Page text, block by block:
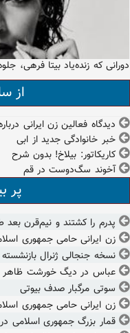
دورانی که زنده‌یاد بیتا فرهی،
از
دیدگاه فعالین زن ایرانی
خبر خانوادگی جدید از ابی
کاریکاتور: بیلاخ! بدون شرح
آخوند سگ‌دوست در قم
پر
پدرم را کشتند و نیم‌قرن بعد
زن ایرانی حامی جمهوری
نسخه جنجالی ژنرال
عباس در دیگ خورشت
سوتی مرگبار صدف بیوتی
زن ایرانی حامی جمهوری
قمار بزرگ جمهوری اسلامی